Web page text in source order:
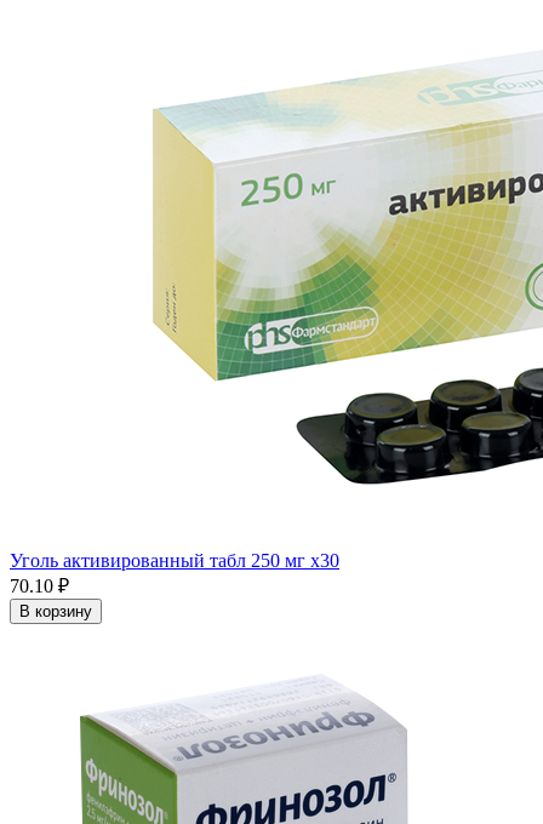
Уголь активированный табл 250 мг x30
70.10 ₽
В корзину